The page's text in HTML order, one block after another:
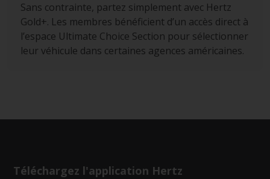
Sans contrainte, partez simplement avec Hertz
Gold+. Les membres bénéficient d’un accès direct à
l’espace Ultimate Choice Section pour sélectionner
leur véhicule dans certaines agences américaines.
Téléchargez l'application Hertz